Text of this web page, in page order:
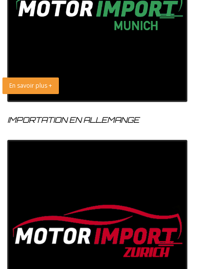
En savoir plus +
IMPORTATION EN ALLEMANGE